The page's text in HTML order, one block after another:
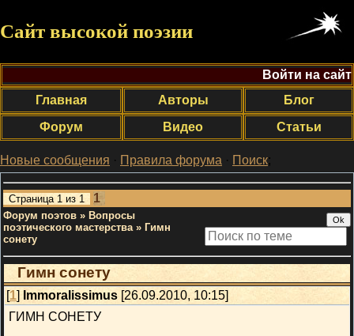
Сайт высокой поэзии
Войти на сайт
Главная
Авторы
Блог
Форум
Видео Статьи
Новые сообщения · Правила форума · Поиск;
Страница 1 из 1 1
Форум поэтов » Вопросы
поэтического мастерства » Гимн
сонету
Гимн сонету
[1] Immoralissimus [26.09.2010, 10:15]
ГИМН СОНЕТУ